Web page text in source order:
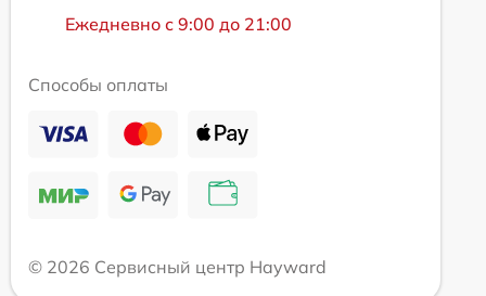
Ежедневно с 9:00 до 21:00
Способы оплаты
© 2026 Сервисный центр Hayward